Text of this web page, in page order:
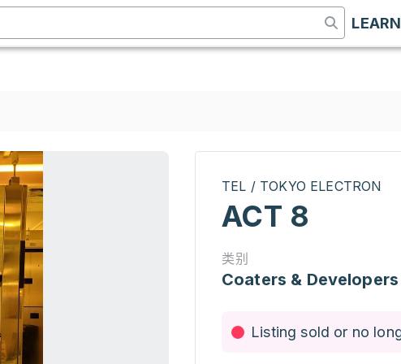
TEL / TOKYO ELECTRON
ACT 8
类别
Coaters & Developers
Listing sold or no